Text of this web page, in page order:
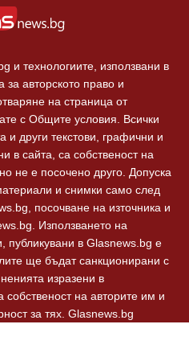
и технологиите, използвани в
за авторското право и
на страница от
с Общите условия. Всички
и други текстови, графични и
в сайта, са собственост на
не е посочено друго. Допуска
и снимки само след
посочване на източника и
Използването на
публикувани в Glasnews.bg е
ще бъдат санкционирани с
изразени в
на авторите им и
за тях. Glasnews.bg